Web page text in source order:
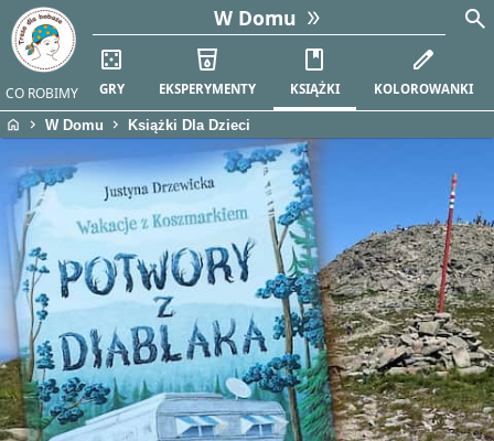
CO ROBIMY
W Domu
casino
GRY
local_drink
EKSPERYMENTY
book
KSIĄŻKI
edit
KOLOROWANKI
search
home chevron_right W Domu chevron_right Książki Dla Dzieci